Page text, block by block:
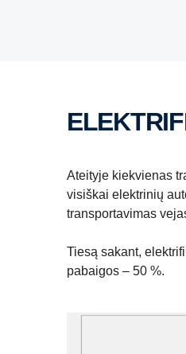
Ateityje kiekvienas
visiškai elektrinių
transportavimas
Tiesą sakant,
pabaigos – 50 %.